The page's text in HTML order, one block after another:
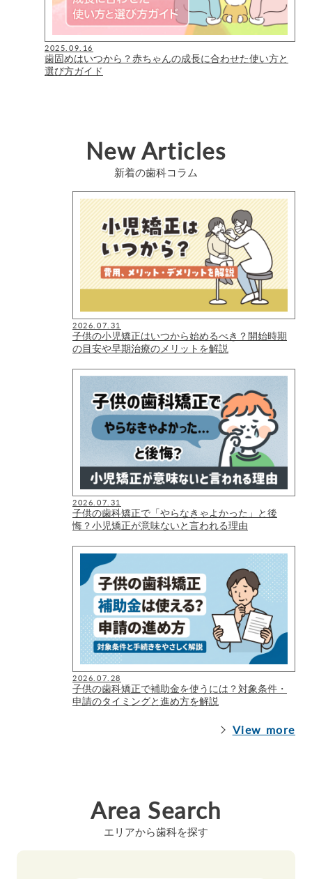
2025.09.16
歯固めはいつから？赤ちゃんの成長に合わせた使い方と
選び方ガイド
New Articles
新着の歯科コラム
2026.07.31
子供の小児矯正はいつから始めるべき？開始時期
の目安や早期治療のメリットを解説
2026.07.31
子供の歯科矯正で「やらなきゃよかった」と後
悔？小児矯正が意味ないと言われる理由
2026.07.28
子供の歯科矯正で補助金を使うには？対象条件・
申請のタイミングと進め方を解説
View more
Area Search
エリアから歯科を探す